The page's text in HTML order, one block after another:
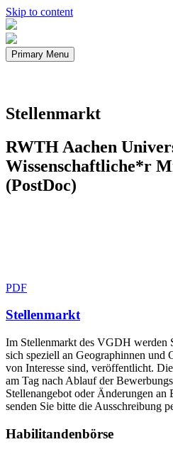
Skip to content
Primary Menu
Stellenmarkt
RWTH Aachen
Wissenschaftliche*r
(PostDoc)
PDF
Stellenmarkt
Im Stellenmarkt des VGDH werden
sich speziell an Geographinnen und
von Interesse sind, veröffentlicht.
am Tag nach Ablauf der
Stellenangebot oder Änderungen
senden Sie bitte die Ausschreibung
Habilitandenbörse